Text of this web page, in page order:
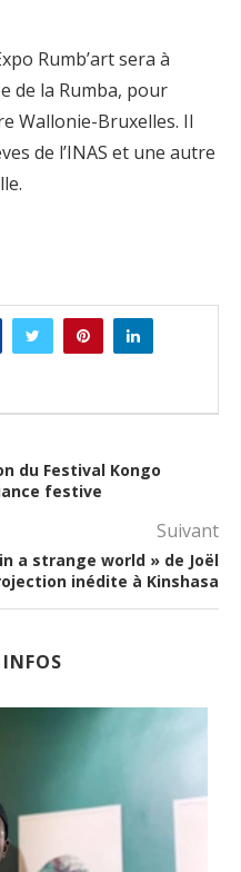
Rumb’art sera à
de la Rumba, pour
Wallonie-Bruxelles. Il
de l’INAS et une autre
du Festival Kongo
festive
Suivant
a strange world » de Joël
inédite à Kinshasa